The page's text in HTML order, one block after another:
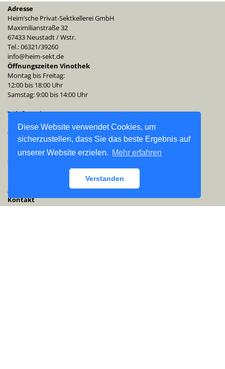
Diese Website verwendet Cookies, um
sicherzustellen, dass Sie das beste Ergebnis auf
unserer Website erzielen. Mehr erfahren
Verstanden
Adresse
Heim’sche Privat-Sektkellerei GmbH
Maximilianstraße 32
67433 Neustadt / Wstr.
Tel.: 06321/39260
info@heim-sekt.de
Öffnungszeiten Vinothek
Montag bis Freitag:
12:00 bis 18:00 Uhr
Samstag: 9:00 bis 14:00 Uhr
Telefonzeiten
Montag bis Freitag:
09:00 bis 12:00 Uhr
13:00 bis 16:00 Uhr
Sektproben & Kellerführungen
Für Gruppen ab 10 Personen je nach Terminvereinbarung
Anfahrt zur Sektkellerei
Kontakt
Newsletter